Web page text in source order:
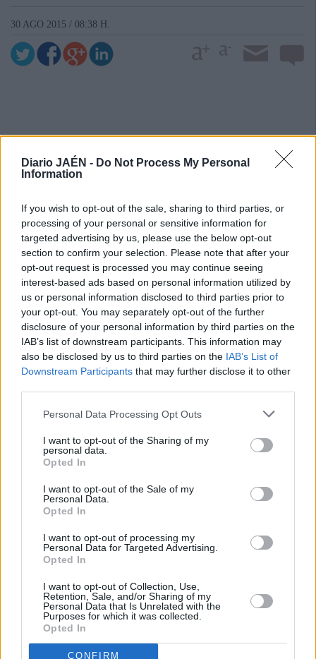
Diario JAÉN - Do Not Process My Personal
Information
If you wish to opt-out of the sale, sharing to third parties, or
processing of your personal or sensitive information for
targeted advertising by us, please use the below opt-out
section to confirm your selection. Please note that after your
opt-out request is processed you may continue seeing
interest-based ads based on personal information utilized by
us or personal information disclosed to third parties prior to
your opt-out. You may separately opt-out of the further
disclosure of your personal information by third parties on the
IAB’s list of downstream participants. This information may
also be disclosed by us to third parties on the IAB’s List of
Downstream Participants that may further disclose it to other
Personal Data Processing Opt Outs
I want to opt-out of the Sharing of my
personal data.
Opted In
I want to opt-out of the Sale of my
Personal Data.
Opted In
I want to opt-out of processing my
Personal Data for Targeted Advertising.
Opted In
I want to opt-out of Collection, Use,
Retention, Sale, and/or Sharing of my
Personal Data that Is Unrelated with the
Purposes for which it was collected.
Opted In
CONFIRM
30 AGO 2015 / 08:38 H.